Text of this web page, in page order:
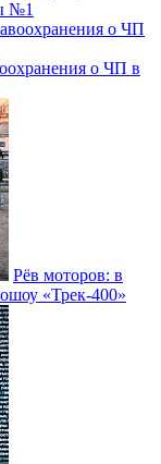
№1
о ЧП в
Рёв моторов: в
«Трек-400»